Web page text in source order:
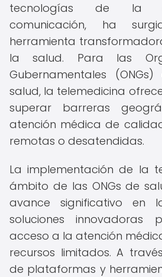
tecnologías de la
comunicación, ha
herramienta
la salud. Para las
Gubernamentales
salud, la telemedicina
superar barreras
atención médica de
remotas o desatendidas.
La implementación de la
ámbito de las ONGs de
avance significativo en
soluciones innovadoras
acceso a la atención
recursos limitados. A
de plataformas y